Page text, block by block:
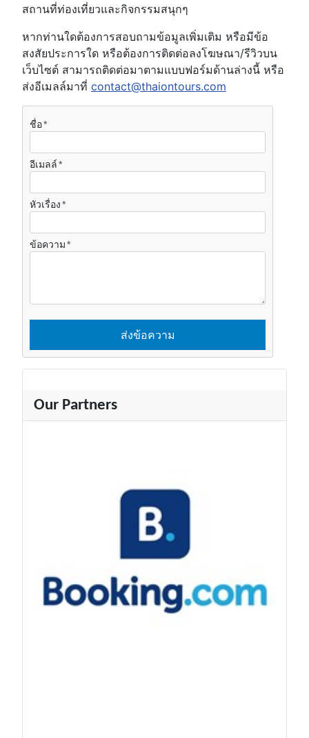
สถานที่ท่องเที่ยวและกิจกรรมสนุกๆ
หากท่านใดต้องการสอบถามข้อมูลเพิ่มเติม หรือมีข้อ
สงสัยประการใด หรือต้องการติดต่อลงโฆษณา/รีวิวบน
เว็บไซต์ สามารถติดต่อมาตามแบบฟอร์มด้านล่างนี้ หรือ
ส่งอีเมลล์มาที่ contact@thaiontours.com
ชื่อ
อีเมลล์
หัวเรื่อง
ข้อความ
Our Partners